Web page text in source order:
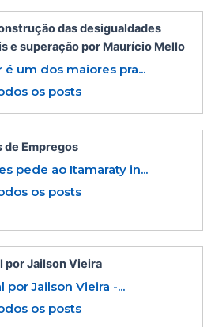
das desigualdades
e superação por Maurício Mello
é um dos maiores pra...
os posts
de Empregos
pede ao Itamaraty in...
os posts
por Jailson Vieira
por Jailson Vieira -...
os posts